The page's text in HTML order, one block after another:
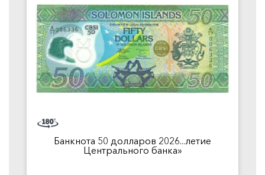
Банкнота 50 долларов 2026...летие
Центрального банка»